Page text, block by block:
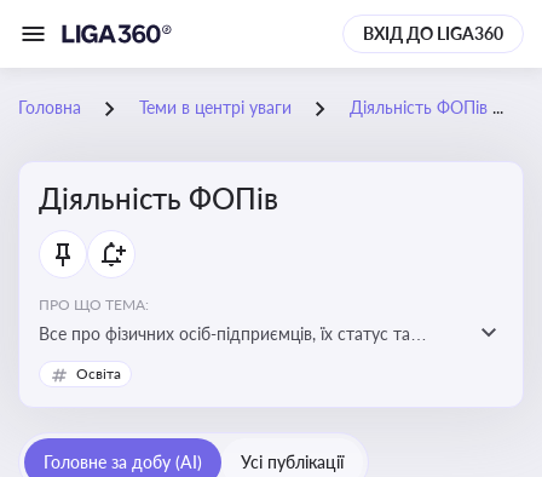
ВХІД ДО LIGA360
Головна Теми в центрі уваги Діяльність ФОПів
Діяльність ФОПів
ПРО ЩО ТЕМА:
Все про фізичних осіб-підприємців, їх статус та
діяльність. Зміни в законодавстві, що стосуються
роботи ФОПів
Освіта
Головне за добу (AI) Усі публікації